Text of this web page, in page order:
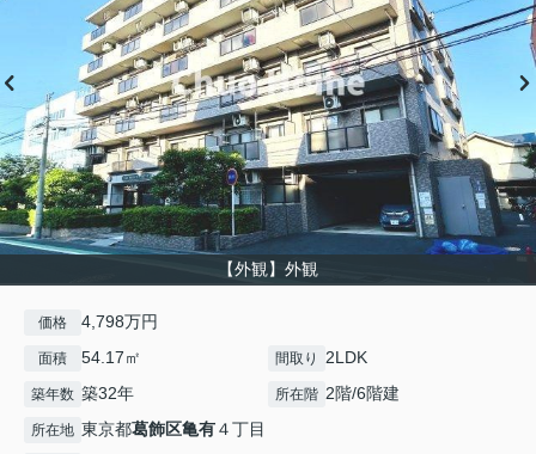
【外観】外観
価格 4,798万円
面積 54.17㎡ 間取り 2LDK
築年数 築32年 所在階 2階/6階建
所在地 東京都葛飾区亀有４丁目